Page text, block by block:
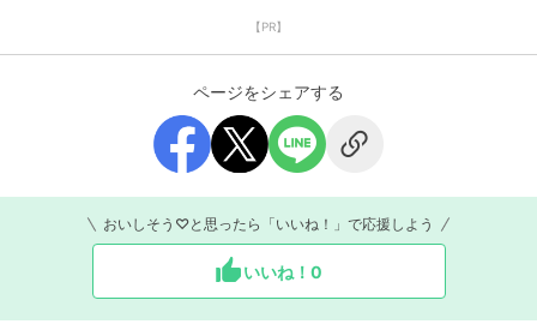
【PR】
ページをシェアする
おいしそう♡と思ったら「いいね！」で応援しよう
いいね！ 0